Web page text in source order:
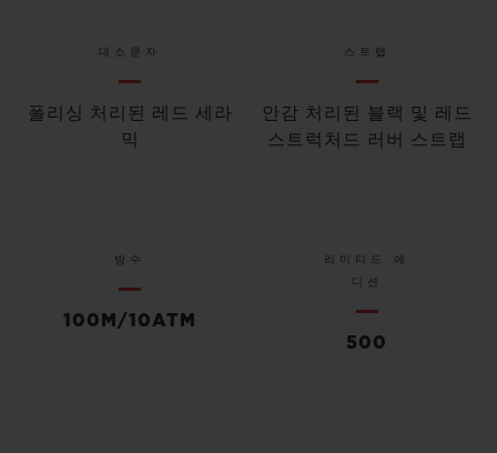
대소문자
폴리싱 처리된 레드 세라
믹
스트랩
안감 처리된 블랙 및 레드
스트럭처드 러버 스트랩
방수
100M/10ATM
리미티드 에
디션
500